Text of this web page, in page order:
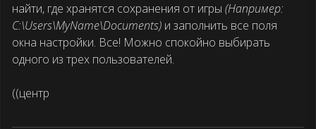
найти, где хранятся сохранения от игры (Например:
C:\Users\MyName\Documents) и заполнить все поля
окна настройки. Все! Можно спокойно выбирать
одного из трех пользователей.
((центр